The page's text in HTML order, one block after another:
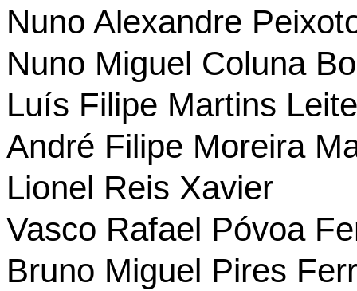
Nuno Alexandre
Nuno Miguel Coluna
Luís Filipe Martins
André Filipe Moreira
Lionel Reis Xavier
Vasco Rafael Póvoa
Bruno Miguel Pires